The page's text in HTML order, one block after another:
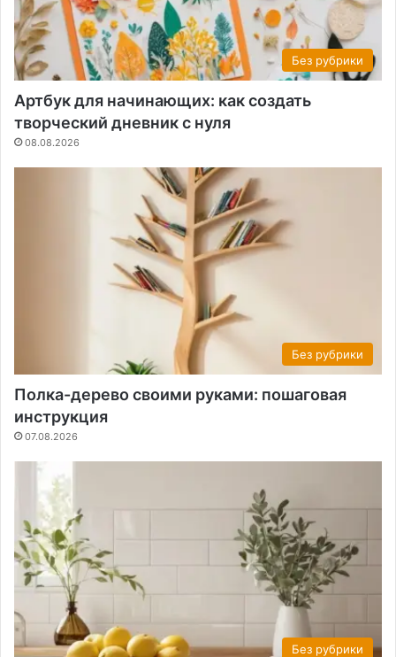
Без рубрики
Артбук для начинающих: как создать
творческий дневник с нуля
08.08.2026
Без рубрики
Полка-дерево своими руками: пошаговая
инструкция
07.08.2026
Без рубрики